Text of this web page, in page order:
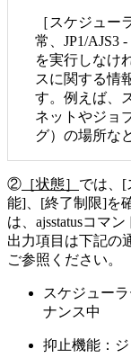
［スケジュー
常、JP1/AJS3
を実行しなけ
スに関する情
す。例えば、
ネットやジョ
グ）の場所な
② ［状態］ では、[
能]、[終了制限]を
は、ajsstatusコマ
出力項目は下記の
ご参照ください。
スケジュー
ナンス中
抑止機能：